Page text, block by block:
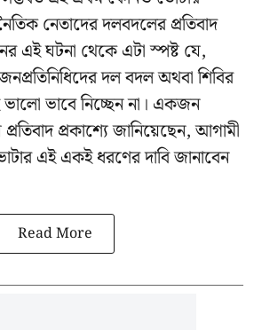
নেতাদের দলবদলের প্রতিবাদ
এই ঘটনা থেকে এটা স্পষ্ট যে,
দল বদল অথবা শিবির
ভাবে নিচ্ছেন না। একজন
প্রকাশ্যে জানিয়েছেন, আগামী
এই একই ধরণের দাবি জানাবেন
Read More